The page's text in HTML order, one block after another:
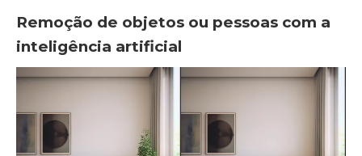
Remoção de objetos ou pessoas com a
inteligência artificial